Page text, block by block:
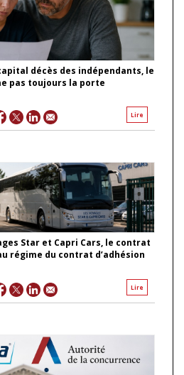
décès des indépendants, le
pas toujours la porte
Lire
Star et Capri Cars, le contrat
régime du contrat d’adhésion
Lire